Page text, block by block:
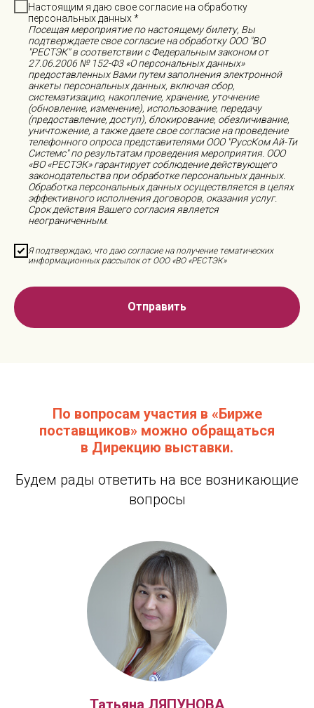
Настоящим я даю свое согласие на обработку
персональных данных *
Посещая мероприятие по настоящему билету, Вы
подтверждаете свое согласие на обработку ООО "ВО
"РЕСТЭК" в соответствии с Федеральным законом от
27.06.2006 № 152-Ф3 «О персональных данных»
предоставленных Вами путем заполнения электронной
анкеты персональных данных, включая сбор,
систематизацию, накопление, хранение, уточнение
(обновление, изменение), использование, передачу
(предоставление, доступ), блокирование, обезличивание,
уничтожение, а также даете свое согласие на проведение
телефонного опроса представителями ООО "РуссКом Ай-Ти
Системс" по результатам проведения мероприятия. ООО
«ВО «РЕСТЭК» гарантирует соблюдение действующего
законодательства при обработке персональных данных.
Обработка персональных данных осуществляется в целях
эффективного исполнения договоров, оказания услуг.
Срок действия Вашего согласия является
неограниченным.
Я подтверждаю, что даю согласие на получение тематических
информационных рассылок от ООО «ВО «РЕСТЭК»
Отправить
По вопросам участия в «Бирже
поставщиков» можно обращаться
в Дирекцию выставки.
Будем рады ответить на все возникающие
вопросы
Татьяна ЛЯПУНОВА